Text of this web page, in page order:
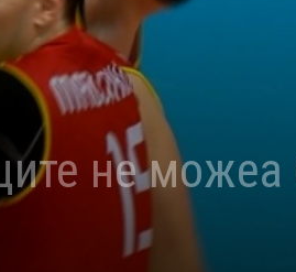
не можеа